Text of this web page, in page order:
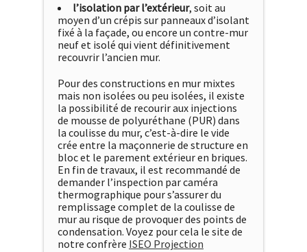
l’isolation par l’extérieur, soit au
moyen d’un crépis sur panneaux d’isolant
fixé à la façade, ou encore un contre-mur
neuf et isolé qui vient définitivement
recouvrir l’ancien mur.
Pour des constructions en mur mixtes
mais non isolées ou peu isolées, il existe
la possibilité de recourir aux injections
de mousse de polyuréthane (PUR) dans
la coulisse du mur, c’est-à-dire le vide
crée entre la maçonnerie de structure en
bloc et le parement extérieur en briques.
En fin de travaux, il est recommandé de
demander l’inspection par caméra
thermographique pour s’assurer du
remplissage complet de la coulisse de
mur au risque de provoquer des points de
condensation. Voyez pour cela le site de
notre confrère ISEO Projection